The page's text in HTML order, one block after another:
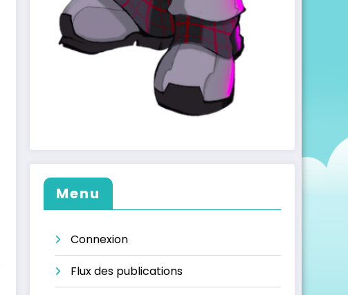
Menu
Connexion
Flux des publications